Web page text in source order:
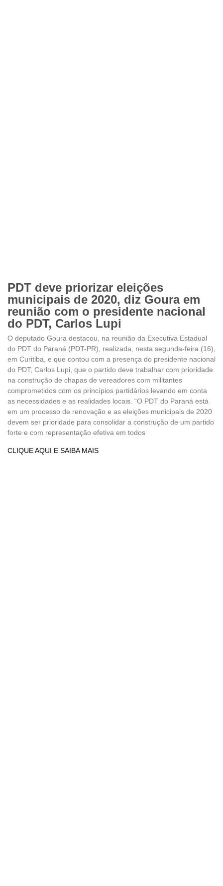
PDT deve priorizar eleições
municipais de 2020, diz Goura em
reunião com o presidente nacional
do PDT, Carlos Lupi
O deputado Goura destacou, na reunião da Executiva Estadual
do PDT do Paraná (PDT-PR), realizada, nesta segunda-feira (16),
em Curitiba, e que contou com a presença do presidente nacional
do PDT, Carlos Lupi, que o partido deve trabalhar com prioridade
na construção de chapas de vereadores com militantes
comprometidos com os princípios partidários levando em conta
as necessidades e as realidades locais. “O PDT do Paraná está
em um processo de renovação e as eleições municipais de 2020
devem ser prioridade para consolidar a construção de um partido
forte e com representação efetiva em todos
CLIQUE AQUI E SAIBA MAIS